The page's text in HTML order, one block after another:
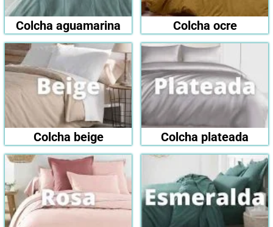
Colcha aguamarina Colcha ocre
Colcha beige Colcha plateada